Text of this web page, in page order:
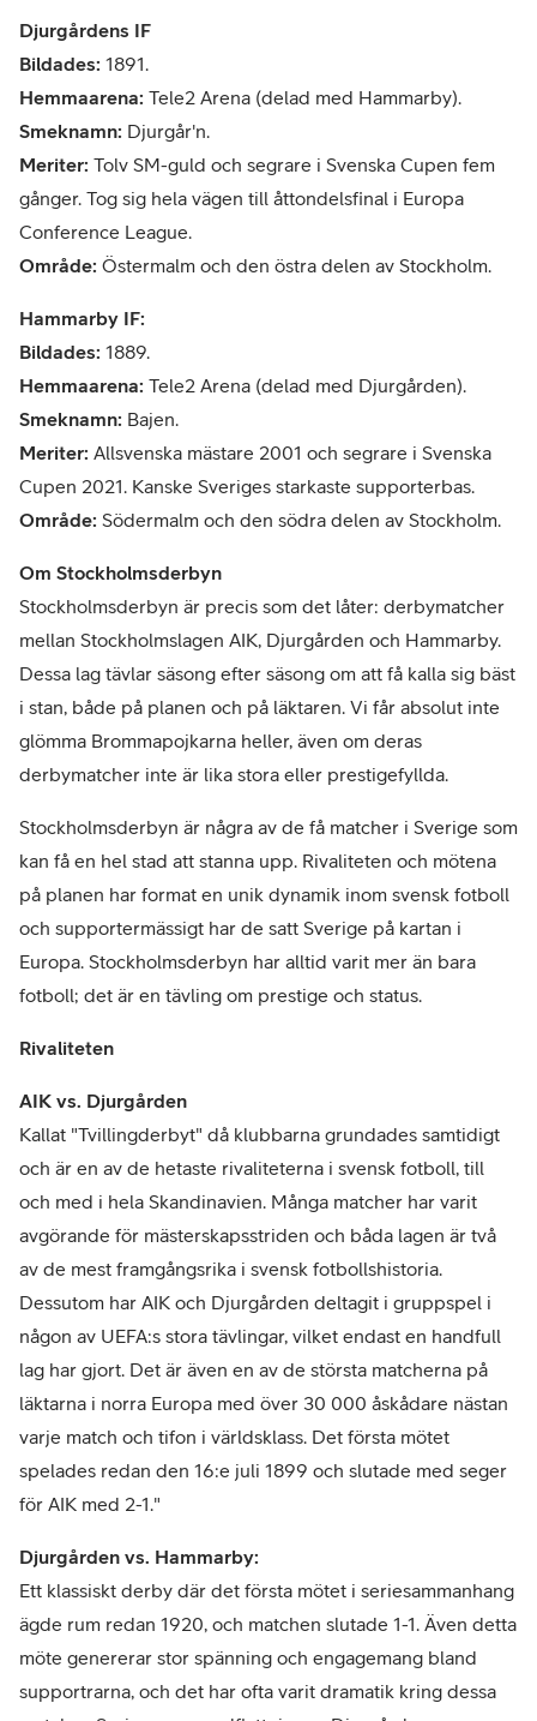
Djurgårdens IF
Bildades: 1891.
Hemmaarena: Tele2 Arena (delad med Hammarby).
Smeknamn: Djurgår'n.
Meriter: Tolv SM-guld och segrare i Svenska Cupen fem
gånger. Tog sig hela vägen till åttondelsfinal i Europa
Conference League.
Område: Östermalm och den östra delen av Stockholm.
Hammarby IF:
Bildades: 1889.
Hemmaarena: Tele2 Arena (delad med Djurgården).
Smeknamn: Bajen.
Meriter: Allsvenska mästare 2001 och segrare i Svenska
Cupen 2021. Kanske Sveriges starkaste supporterbas.
Område: Södermalm och den södra delen av Stockholm.
Om Stockholmsderbyn
Stockholmsderbyn är precis som det låter: derbymatcher
mellan Stockholmslagen AIK, Djurgården och Hammarby.
Dessa lag tävlar säsong efter säsong om att få kalla sig bäst
i stan, både på planen och på läktaren. Vi får absolut inte
glömma Brommapojkarna heller, även om deras
derbymatcher inte är lika stora eller prestigefyllda.
Stockholmsderbyn är några av de få matcher i Sverige som
kan få en hel stad att stanna upp. Rivaliteten och mötena
på planen har format en unik dynamik inom svensk fotboll
och supportermässigt har de satt Sverige på kartan i
Europa. Stockholmsderbyn har alltid varit mer än bara
fotboll; det är en tävling om prestige och status.
Rivaliteten
AIK vs. Djurgården
Kallat "Tvillingderbyt" då klubbarna grundades samtidigt
och är en av de hetaste rivaliteterna i svensk fotboll, till
och med i hela Skandinavien. Många matcher har varit
avgörande för mästerskapsstriden och båda lagen är två
av de mest framgångsrika i svensk fotbollshistoria.
Dessutom har AIK och Djurgården deltagit i gruppspel i
någon av UEFA:s stora tävlingar, vilket endast en handfull
lag har gjort. Det är även en av de största matcherna på
läktarna i norra Europa med över 30 000 åskådare nästan
varje match och tifon i världsklass. Det första mötet
spelades redan den 16:e juli 1899 och slutade med seger
för AIK med 2-1."
Djurgården vs. Hammarby:
Ett klassiskt derby där det första mötet i seriesammanhang
ägde rum redan 1920, och matchen slutade 1-1. Även detta
möte genererar stor spänning och engagemang bland
supportrarna, och det har ofta varit dramatik kring dessa